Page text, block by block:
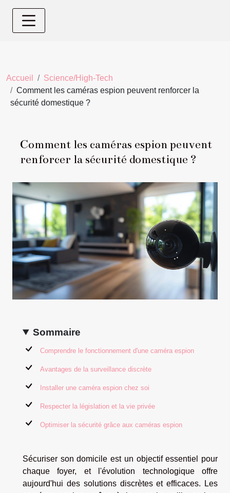
Accueil
Science/High-Tech
Comment les caméras espion peuvent renforcer la
sécurité domestique ?
Comment les caméras espion peuvent
renforcer la sécurité domestique ?
Sommaire
Comprendre le fonctionnement d'une caméra espion
Avantages de la surveillance discrète
Installer une caméra espion chez soi
Respecter la législation et la vie privée
Optimiser la sécurité grâce aux caméras espion
Sécuriser son domicile est un objectif essentiel pour
chaque foyer, et l'évolution technologique offre
aujourd'hui des solutions discrètes et efficaces. Les